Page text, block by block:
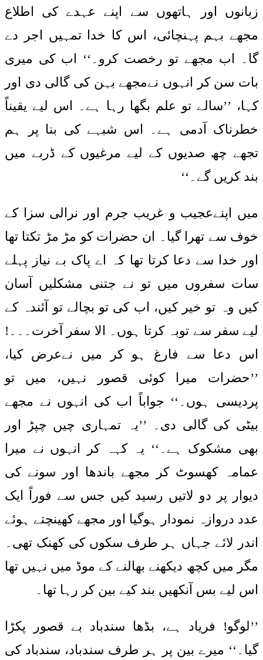
زبانوں اور ہاتھوں سے اپنے عہدے کی اطلاع
مجھے بہم پہنچائی، اس کا خدا تمہیں اجر دے
گا۔ اب مجھے تو رخصت کرو۔‘‘ اب کی میری
بات سن کر انہوں نےمجھے بہن کی گالی دی اور
کہا، ’’سالے تو علم بگھا رہا ہے۔ اس لیے یقیناً
خطرناک آدمی ہے۔ اس شبہے کی بنا پر ہم
تجھے چھ صدیوں کے لیے مرغیوں کے ڈربے میں
بند کریں گے۔‘‘
میں اپنےعجیب و غریب جرم اور نرالی سزا کے
خوف سے تھرا گیا۔ ان حضرات کو مڑ مڑ تکتا تھا
اور خدا سے دعا کرتا تھا کہ اے پاک بے نیاز پہلے
سات سفروں میں تو نے جتنی مشکلیں آسان
کیں وہ تو خیر کیں، اب کی تو بچالے تو آئندہ کے
لیے سفر سے توبہ کرتا ہوں۔ الا سفر آخرت۔۔۔!
اس دعا سے فارغ ہو کر میں نےعرض کیا،
’’حضرات میرا کوئی قصور نہیں، میں تو
پردیسی ہوں۔‘‘ جواباً اب کی انہوں نے مجھے
بیٹی کی گالی دی۔ ’’یہ تمہاری چیں چپڑ اور
بھی مشکوک ہے۔‘‘ یہ کہہ کر انہوں نے میرا
عمامہ کھسوٹ کر مجھے باندھا اور سونے کی
دیوار پر دو لاتیں رسید کیں جس سے فوراً ایک
عدد دروازہ نمودار ہوگیا اور مجھے کھینچتے ہوئے
اندر لائے جہاں ہر طرف سکوں کی کھنک تھی۔
مگر میں کچھ دیکھنے بھالنے کے موڈ میں نہیں تھا
اس لیے بس آنکھیں بند کیے بین کر رہا تھا۔
’’لوگو! فریاد ہے، بڈھا سندباد بے قصور پکڑا
گیا۔‘‘ میرے بین پر ہر طرف سندباد، سندباد کی